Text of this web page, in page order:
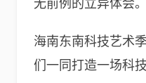
无前例的立异体会。
海南东南科技艺术
们一同打造一场科